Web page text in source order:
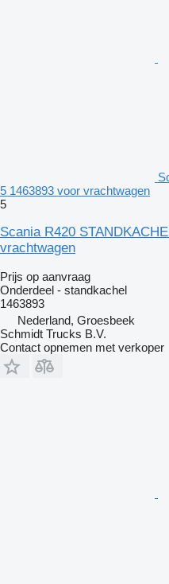
5 1463893 voor vrachtwagen
5
Scania R420
vrachtwagen
Prijs op aanvraag
Onderdeel - standkachel
1463893
Nederland, Groesbeek
Schmidt Trucks B.V.
Contact opnemen met verkoper